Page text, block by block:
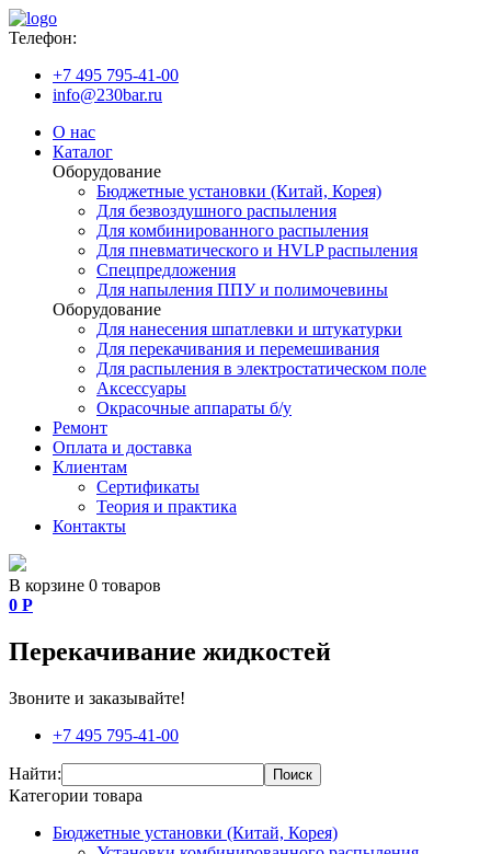
Телефон:
+7 495 795-41-00
info@230bar.ru
О нас
Каталог
Оборудование
Бюджетные установки (Китай, Корея)
Для безвоздушного распыления
Для комбинированного распыления
Для пневматического и HVLP распыления
Спецпредложения
Для напыления ППУ и полимочевины
Оборудование
Для нанесения шпатлевки и штукатурки
Для перекачивания и перемешивания
Для распыления в электростатическом поле
Аксессуары
Окрасочные аппараты б/у
Ремонт
Оплата и доставка
Клиентам
Сертификаты
Теория и практика
Контакты
В корзине 0 товаров
0 Р
Перекачивание жидкостей
Звоните и заказывайте!
+7 495 795-41-00
Найти: Поиск
Категории товара
Бюджетные установки (Китай, Корея)